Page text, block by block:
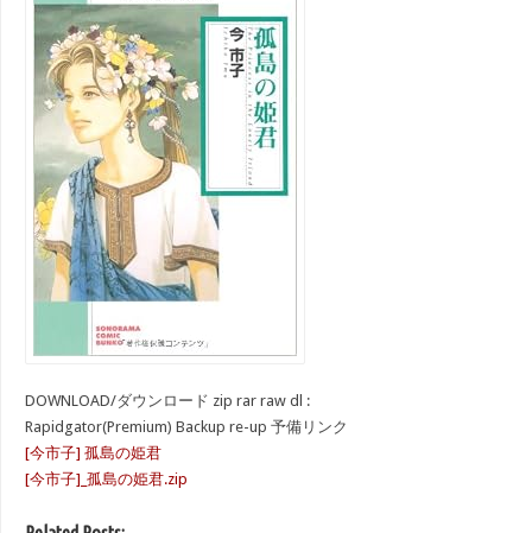
DOWNLOAD/ダウンロード zip rar raw dl :
Rapidgator(Premium) Backup re-up 予備リンク
[今市子] 孤島の姫君
[今市子]_孤島の姫君.zip